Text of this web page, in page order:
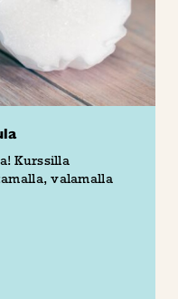
Kurssilla
valamalla